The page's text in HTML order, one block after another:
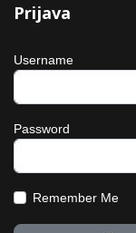
Prijava
Username
Password
Remember Me